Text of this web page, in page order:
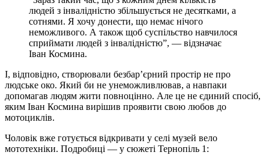
людей з iнвалiднiстю збiльшується не десятками, а
сотнями. Я хочу донести, що немає нiчого
неможливого. А також щоб суспiльство навчилося
сприймати людей з iнвалiднiстю”, — вiдзначає
Iван Космина.
I, вiдповiдно, створювали безбар’єрний простiр не про
людське око. Який би не унеможливлював, а навпаки
допомагав людям жити повноцiнно. Але це не єдиний спосiб,
яким Iван Космина вирiшив проявити свою любов до
мотоциклiв.
Чоловiк вже готується вiдкривати у селi музей вело
мототехнiки. Подробицi — у сюжетi Тернопiль 1: